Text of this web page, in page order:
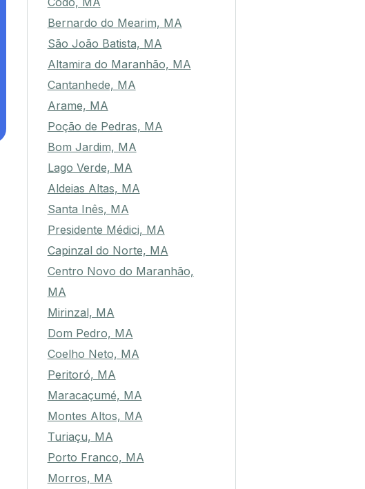
Bernardo do Mearim, MA
São João Batista, MA
Altamira do Maranhão, MA
Cantanhede, MA
Arame, MA
Poção de Pedras, MA
Bom Jardim, MA
Lago Verde, MA
Aldeias Altas, MA
Santa Inês, MA
Presidente Médici, MA
Capinzal do Norte, MA
Centro Novo do Maranhão,
MA
Mirinzal, MA
Dom Pedro, MA
Coelho Neto, MA
Peritoró, MA
Maracaçumé, MA
Montes Altos, MA
Turiaçu, MA
Porto Franco, MA
Morros, MA